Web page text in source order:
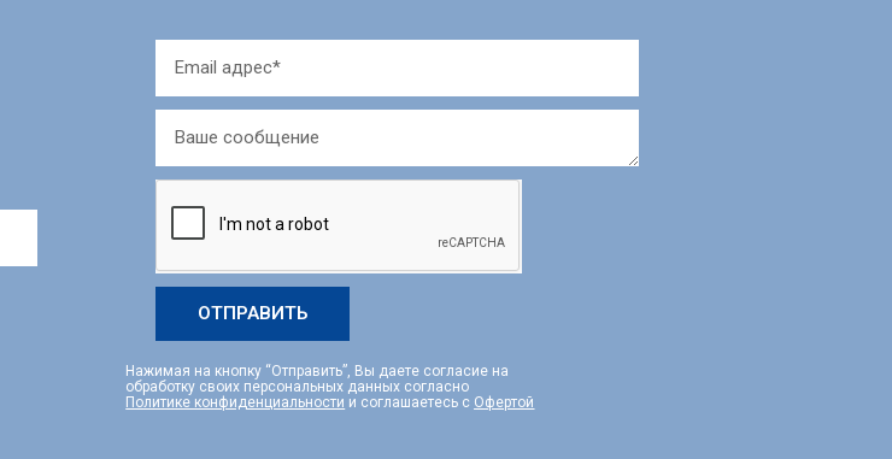
ОТПРАВИТЬ
Нажимая на кнопку “Отправить”, Вы даете согласие на
обработку своих персональных данных согласно
Политике конфиденциальности и соглашаетесь с Офертой